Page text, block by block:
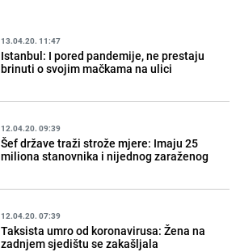
13.04.20. 11:47
Istanbul: I pored pandemije, ne prestaju
brinuti o svojim mačkama na ulici
12.04.20. 09:39
Šef države traži strože mjere: Imaju 25
miliona stanovnika i nijednog zaraženog
12.04.20. 07:39
Taksista umro od koronavirusa: Žena na
zadnjem sjedištu se zakašljala